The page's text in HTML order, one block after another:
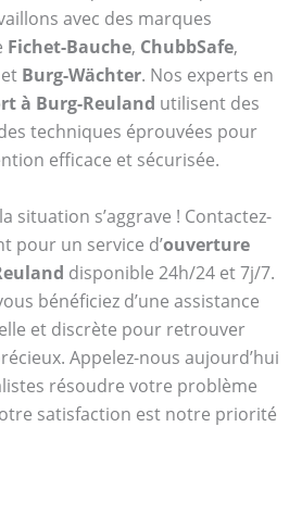
avec des marques
Fichet-Bauche, ChubbSafe,
et Burg-Wächter. Nos experts en
à Burg-Reuland utilisent des
techniques éprouvées pour
efficace et sécurisée.
situation s’aggrave ! Contactez-
pour un service d’ouverture
disponible 24h/24 et 7j/7.
bénéficiez d’une assistance
et discrète pour retrouver
Appelez-nous aujourd’hui
résoudre votre problème
satisfaction est notre priorité